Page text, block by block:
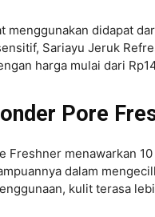
menggunakan didapat
Sariayu Jeruk
harga mulai dari
Pore
Freshner menawarkan
dalam
kulit terasa